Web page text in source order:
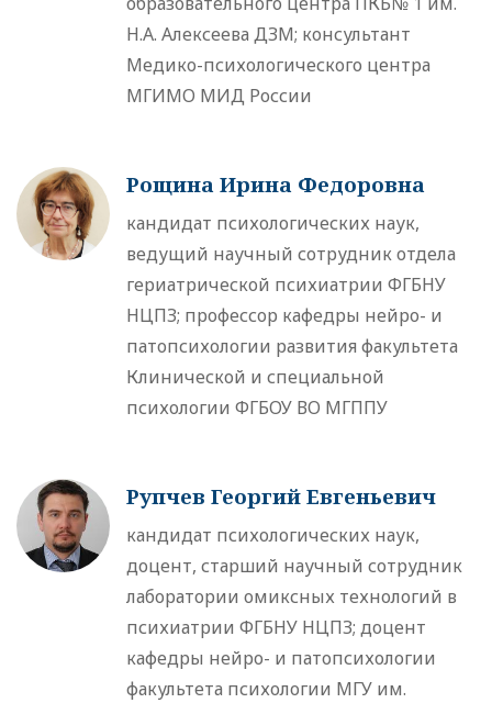
Н.А. Алексеева ДЗМ; консультант
Медико-психологического центра
МГИМО МИД России
Рощина Ирина Федоровна
кандидат психологических наук,
ведущий научный сотрудник отдела
гериатрической психиатрии ФГБНУ
НЦПЗ; профессор кафедры нейро- и
патопсихологии развития факультета
Клинической и специальной
психологии ФГБОУ ВО МГППУ
Рупчев Георгий Евгеньевич
кандидат психологических наук,
доцент, старший научный сотрудник
лаборатории омиксных технологий в
психиатрии ФГБНУ НЦПЗ; доцент
кафедры нейро- и патопсихологии
факультета психологии МГУ им.